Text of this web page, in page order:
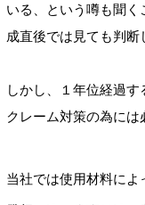
いる、という噂も聞
成直後では見ても判断
しかし、１年位経過
クレーム対策の為には
当社では使用材料によ